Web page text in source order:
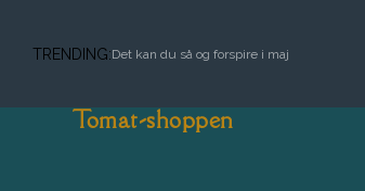
TRENDING:Det kan du så og forspire i maj
Tomat-shoppen